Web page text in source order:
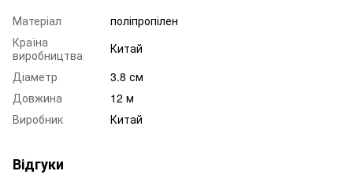
Матеріал
поліпропілен
Країна
виробництва
Китай
Діаметр
3.8 см
Довжина
12 м
Виробник
Китай
Відгуки